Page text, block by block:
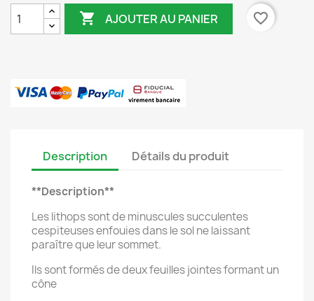
 AJOUTER AU PANIER favorite_border
Description Détails du produit
**Description**
Les lithops sont de minuscules succulentes
cespiteuses enfouies dans le sol ne laissant
paraître que leur sommet.
Ils sont formés de deux feuilles jointes formant un
cône